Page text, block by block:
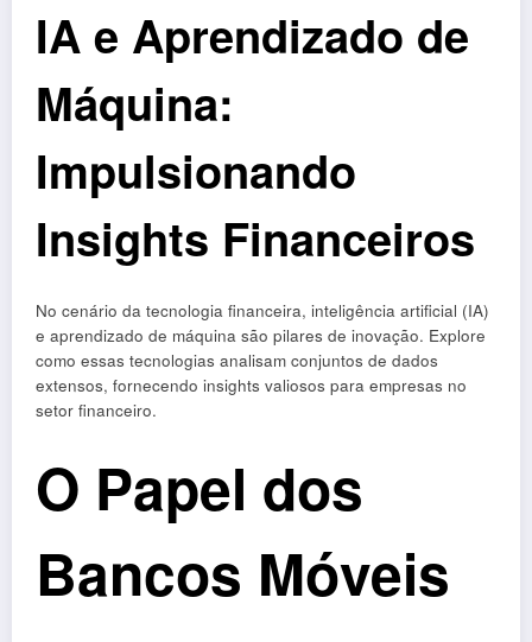
IA e Aprendizado de
Máquina:
Impulsionando
Insights Financeiros
No cenário da tecnologia financeira, inteligência artificial (IA)
e aprendizado de máquina são pilares de inovação. Explore
como essas tecnologias analisam conjuntos de dados
extensos, fornecendo insights valiosos para empresas no
setor financeiro.
O Papel dos
Bancos Móveis